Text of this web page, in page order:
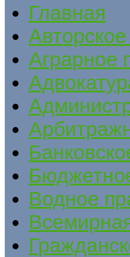
Главная
Аграрное
Водное